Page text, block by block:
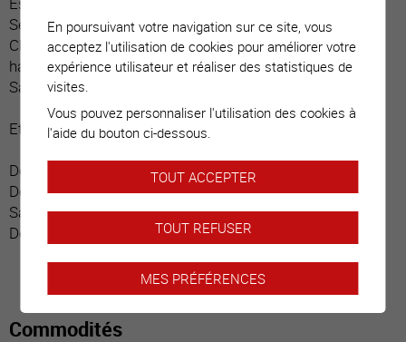
Séjour
Chambre parentale avec salle d’eau / douche / sauna,
hammam (privative)
Salle d’eau / visiteurs
Etage :
Dégagement central
Deux chambres donnant chacune sur balcon privatif
Salle d’eau / douche
Deux balcons
Commodités
En poursuivant votre navigation sur ce site, vous
acceptez l'utilisation de cookies pour améliorer votre
expérience utilisateur et réaliser des statistiques de
visites.
Vous pouvez personnaliser l'utilisation des cookies à
l'aide du bouton ci-dessous.
TOUT ACCEPTER
TOUT REFUSER
MES PRÉFÉRENCES